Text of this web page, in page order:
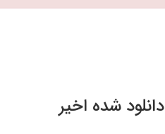
شده اخیر